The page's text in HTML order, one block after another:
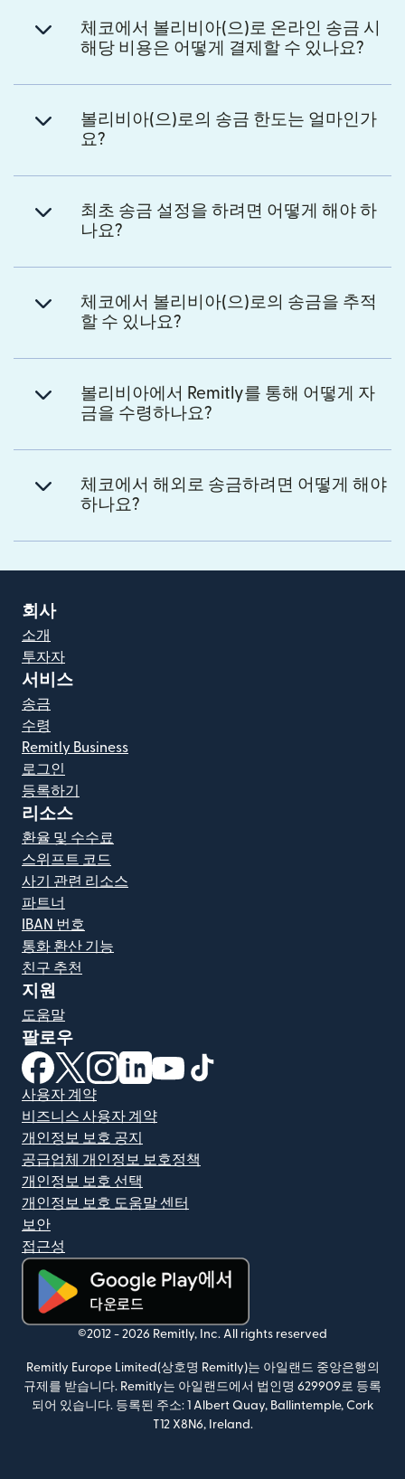
체코에서 볼리비아(으)로 온라인 송금 시
해당 비용은 어떻게 결제할 수 있나요?
볼리비아(으)로의 송금 한도는 얼마인가
요?
최초 송금 설정을 하려면 어떻게 해야 하
나요?
체코에서 볼리비아(으)로의 송금을 추적
할 수 있나요?
볼리비아에서 Remitly를 통해 어떻게 자
금을 수령하나요?
체코에서 해외로 송금하려면 어떻게 해야
하나요?
회사
소개
투자자
서비스
송금
수령
Remitly Business
로그인
등록하기
리소스
환율 및 수수료
스위프트 코드
사기 관련 리소스
파트너
IBAN 번호
통화 환산 기능
친구 추천
지원
도움말
팔로우
(새 창에서 열림)
(새 창에서 열림)
(새 창에서 열림)
(새 창에서 열림)
(새 창에서 열림)
사용자 계약
비즈니스 사용자 계약
개인정보 보호 공지
공급업체 개인정보 보호정책
개인정보 보호 선택
개인정보 보호 도움말 센터
보안
접근성
(새 창에서 열림)
©2012 - 2026 Remitly, Inc. All rights reserved
Remitly Europe Limited(상호명 Remitly)는 아일랜드 중앙은행의
규제를 받습니다. Remitly는 아일랜드에서 법인명 629909로 등록
되어 있습니다. 등록된 주소: 1 Albert Quay, Ballintemple, Cork
T12 X8N6, Ireland.